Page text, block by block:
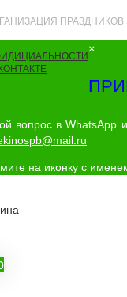
×
вопрос в WhatsApp
на иконку с